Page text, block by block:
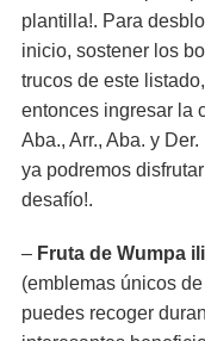
plantilla!. Para
inicio, sostener los
trucos de este
entonces ingresar la
Aba., Arr., Aba. y
ya podremos
desafío!.
– Fruta de Wumpa
(emblemas únicos
puedes recoger